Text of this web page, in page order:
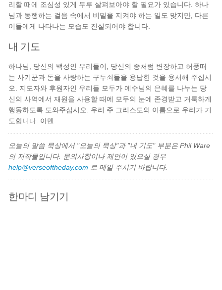
리할 때에 조심성 있게 두루 살펴보아야 할 필요가 있습니다. 하나
님과 동행하는 걸음 속에서 비밀을 지켜야 하는 일도 맞지만, 다른
이들에게 나타나는 모습도 진실되어야 합니다.
내 기도
하나님, 당신의 백성인 우리들이, 당신의 종처럼 변장하고 허풍떠
는 사기꾼과 돈을 사랑하는 구두쇠들을 용납한 것을 용서해 주십시
오. 지도자와 후원자인 우리들 모두가 예수님의 은혜를 나누는 당
신의 사역에서 재원을 사용할 때에 모두의 눈에 존경받고 거룩하게
행동하도록 도와주십시오. 우리 주 그리스도의 이름으로 우리가 기
도합니다. 아멘.
오늘의 말씀 묵상에서 "오늘의 묵상"과 "내 기도" 부분은 Phil Ware
의 저작물입니다. 문의사항이나 제안이 있으실 경우
help@verseoftheday.com 로 메일 주시기 바랍니다.
한마디 남기기